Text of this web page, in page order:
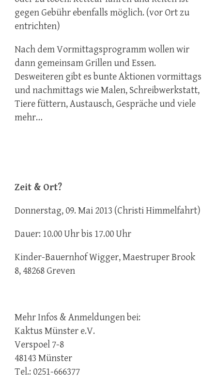
gegen Gebühr ebenfalls möglich. (vor Ort zu
entrichten)
Nach dem Vormittagsprogramm wollen wir
dann gemeinsam Grillen und Essen.
Desweiteren gibt es bunte Aktionen vormittags
und nachmittags wie Malen, Schreibwerkstatt,
Tiere füttern, Austausch, Gespräche und viele
mehr…
Zeit & Ort?
Donnerstag, 09. Mai 2013 (Christi Himmelfahrt)
Dauer: 10.00 Uhr bis 17.00 Uhr
Kinder-Bauernhof Wigger, Maestruper Brook
8, 48268 Greven
Mehr Infos & Anmeldungen bei:
Kaktus Münster e.V.
Verspoel 7-8
48143 Münster
Tel.: 0251-666377